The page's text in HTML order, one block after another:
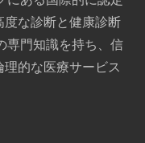
な診断と健康診断
専門知識を持ち、信
的な医療サービス